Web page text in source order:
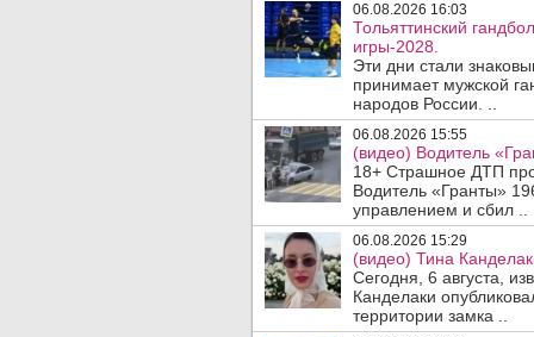
06.08.2026 16:03
Тольяттинский
игры-2028.
Эти дни стали
принимает мужской
народов России. ..
06.08.2026 15:55
(видео) Водитель
18+ Страшное ДТП
Водитель «Гранты»
управлением и сбил ..
06.08.2026 15:29
(видео) Тина
Сегодня, 6 августа,
Канделаки
территории замка ..